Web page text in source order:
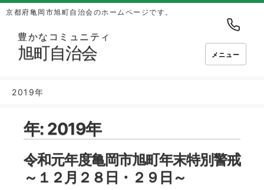
京都府亀岡市旭町自治会のホームページです。
豊かなコミュニティ
旭町自治会 メニュー
2019年
年: 2019年
令和元年度亀岡市旭町年末特別警戒
～１２月２８日・２９日～